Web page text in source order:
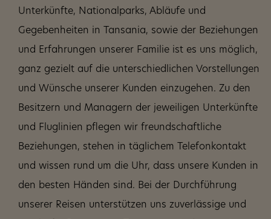
Unterkünfte, Nationalparks, Abläufe und
Gegebenheiten in Tansania, sowie der Beziehungen
und Erfahrungen unserer Familie ist es uns möglich,
ganz gezielt auf die unterschiedlichen Vorstellungen
und Wünsche unserer Kunden einzugehen. Zu den
Besitzern und Managern der jeweiligen Unterkünfte
und Fluglinien pflegen wir freundschaftliche
Beziehungen, stehen in täglichem Telefonkontakt
und wissen rund um die Uhr, dass unsere Kunden in
den besten Händen sind. Bei der Durchführung
unserer Reisen unterstützen uns zuverlässige und